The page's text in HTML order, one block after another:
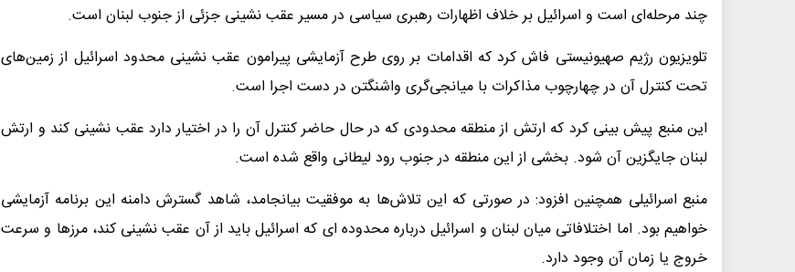
چند مرحله‌ای است و اسرائیل بر خلاف اظهارات رهبری سیاسی در مسیر عقب نشینی جزئی از جنوب لبنان است.
تلویزیون رژیم صهیونیستی فاش کرد که اقدامات بر روی طرح آزمایشی پیرامون عقب نشینی محدود اسرائیل از زمین‌های
تحت کنترل آن در چهارچوب مذاکرات با میانجی‌گری واشنگتن در دست اجرا است.
این منبع پیش بینی کرد که ارتش از منطقه محدودی که در حال حاضر کنترل آن را در اختیار دارد عقب نشینی کند و ارتش
لبنان جایگزین آن شود. بخشی از این منطقه در جنوب رود لیطانی واقع شده است.
منبع اسرائیلی همچنین افزود: در صورتی که این تلاش‌ها به موفقیت بیانجامد، شاهد گسترش دامنه این برنامه آزمایشی
خواهیم بود. اما اختلافاتی میان لبنان و اسرائیل درباره محدوده ای که اسرائیل باید از آن عقب نشینی کند، مرزها و سرعت
خروج یا زمان آن وجود دارد.